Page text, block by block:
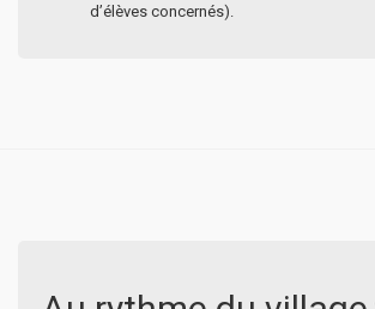
d’élèves concernés).